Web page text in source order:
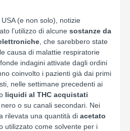
(e non solo), notizie
l’utilizzo di alcune sostanze da
, che sarebbero state
causa di malattie respiratorie
indagini attivate dagli ordini
coinvolto i pazienti già dai primi
nelle settimane precedenti ai
liquidi al THC acquistati
o su canali secondari. Nei
rilevata una quantità di acetato
utilizzato come solvente per i